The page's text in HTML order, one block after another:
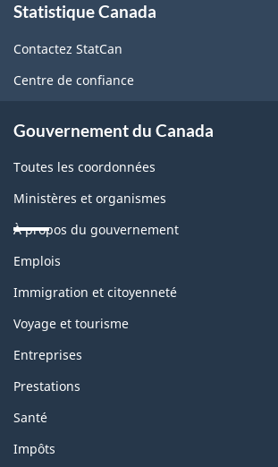
propos
de
ce
Statistique Canada
Contactez StatCan
Centre de confiance
Gouvernement du Canada
Toutes les coordonnées
Ministères et organismes
À propos du gouvernement
Thèmes
sujets
Emplois
Immigration et citoyenneté
Voyage et tourisme
Entreprises
Prestations
Santé
Impôts